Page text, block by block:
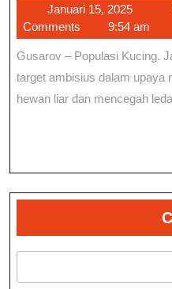
Utara
Gratis
Pada
Januari 15, 2025Januari
15,
2025
Comments
9:54 am
Gusarov – Populasi Kucing. Jakarta Utara (Jakut) memiliki
target ambisius dalam upaya
hewan liar dan mencegah